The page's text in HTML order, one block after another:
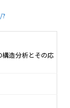
構造分析とその応